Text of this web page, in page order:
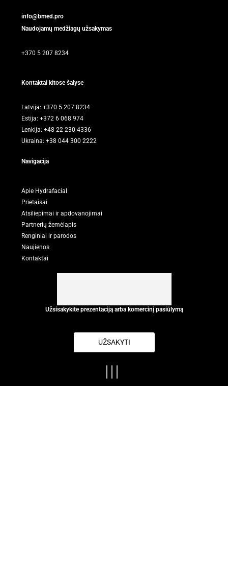
info@bmed.pro
Naudojamų medžiagų užsakymas
+370 5 207 8234
Kontaktai kitose šalyse
Latvija: +370 5 207 8234
Estija: +372 6 068 974
Lenkija: +48 22 230 4336
Ukraina: +38 044 300 2222
Navigacija
Apie Hydrafacial
Prietaisai
Atsiliepimai ir apdovanojimai
Partnerių žemėlapis
Renginiai ir parodos
Naujienos
Kontaktai
Užsisakykite prezentaciją arba komercinį pasiūlymą
UŽSAKYTI